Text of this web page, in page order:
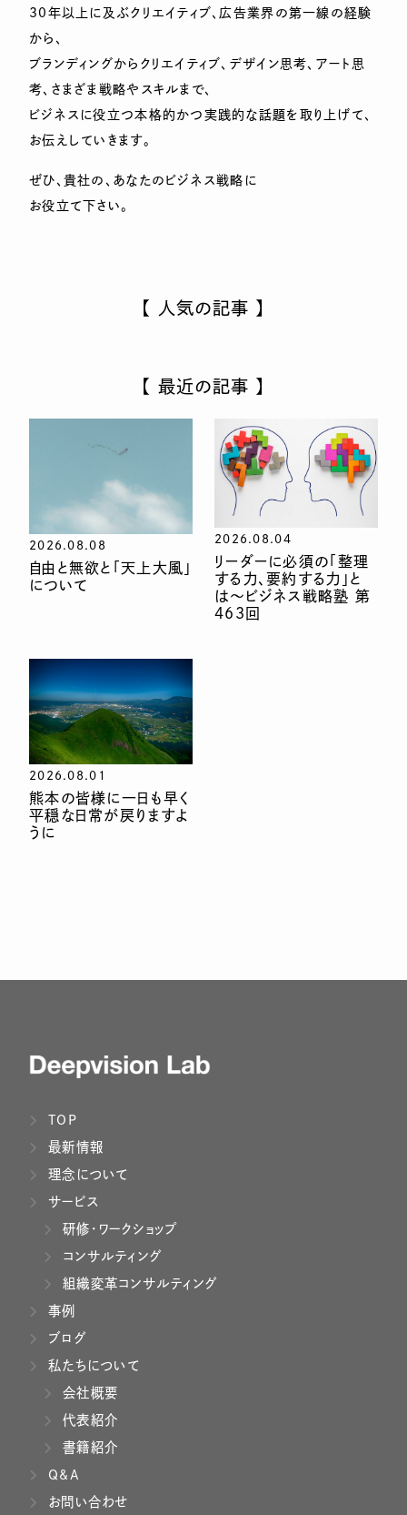
30年以上に及ぶクリエイティブ、広告業界の第一線の経験
から、
ブランディングからクリエイティブ、デザイン思考、アート思
考、さまざま戦略やスキルまで、
ビジネスに役立つ本格的かつ実践的な話題を取り上げて、
お伝えしていきます。
ぜひ、貴社の、あなたのビジネス戦略に
お役立て下さい。
【 人気の記事 】
【 最近の記事 】
2026.08.08
自由と無欲と「天上大風」
について
2026.08.04
リーダーに必須の「整理
する力、要約する力」と
は〜ビジネス戦略塾 第
463回
2026.08.01
熊本の皆様に一日も早く
平穏な日常が戻りますよ
うに
TOP
最新情報
理念について
サービス
研修・ワークショップ
コンサルティング
組織変革コンサルティング
事例
ブログ
私たちについて
会社概要
代表紹介
書籍紹介
Q&A
お問い合わせ